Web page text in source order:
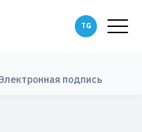
подпись